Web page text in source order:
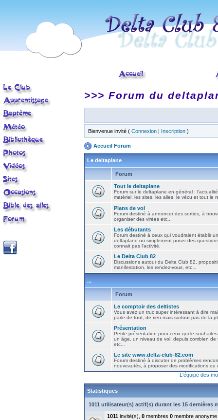
>>> Forum du
Bienvenue invité ( Connexion | Inscription )
Accueil Forum
Le deltaplane
Forum
Tout le deltaplane
Forum sur le deltaplane en général :
matériel, les sites, les ailes, le vécu et tout le
Plans de vol
Forum destiné à annoncer des sorties, à
organiser des virées etc...
Les débutants
Forum destiné à ceux qui voudraient établir
deltaplane ou simplement poser des
connait pas l'activité.
Le Delta Club 82
Discussions autour du Delta Club 82,
manifestation, les rendez-vous, etc...
...
Forum
Le comptoir des deltistes
Vous avez un truc super intéressant à dire
parle de tout, de rien mais surtout pas de la
Présentation
Petite présentation pour ceux qui le
un âge, un niveau de vol, depuis combien de
etc...
Le site www.delta-club-82.com
Forum destiné à discuter de problèmes
nouveautés, à proposer des modifications ou
L'équipe des
Statistiques
1011 utilisateur(s) actif(s) durant les 15 dernières
1011 invité(s), 0 membres 0 membre anonyme